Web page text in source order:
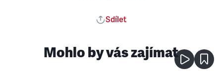
Sdílet
Mohlo by vás zajímat